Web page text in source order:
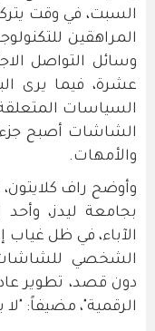
السبت، في وقت
المراهقين
وسائل التواصل
عشرة، فيما يرى
السياسات
الشاشات أصبح جزءاً
والأمهات.
وأوضح راف كلايتون،
بجامعة ليدز،
الآباء، في ظل
الشخصي
دون قصد، تطوير
الرقمية"، مضيفاً: "لا